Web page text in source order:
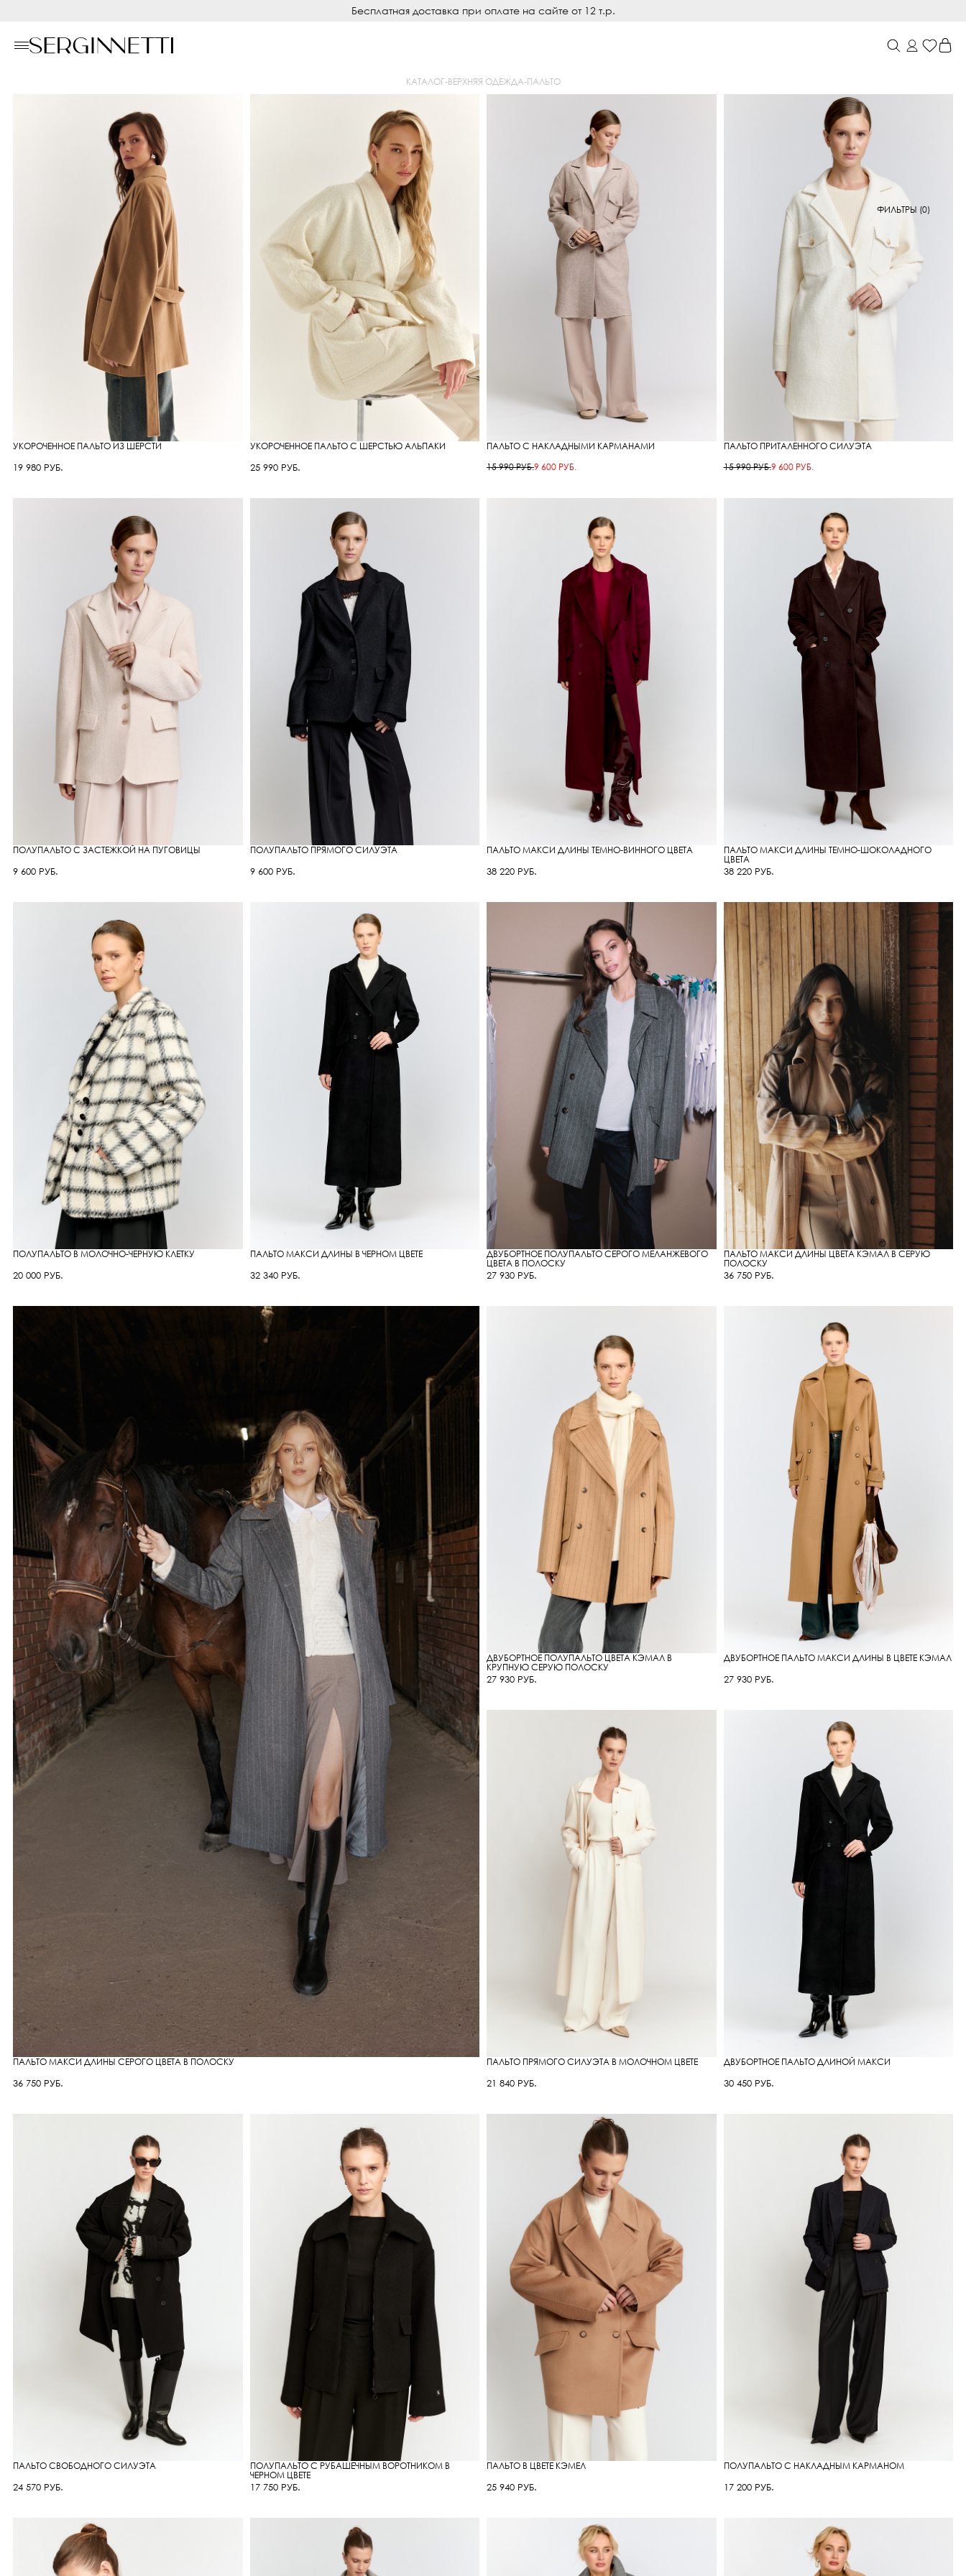
Бесплатная доставка при оплате на сайте от 12 т.р.
КАТАЛОГ-ВЕРХНЯЯ ОДЕЖДА-ПАЛЬТО
ФИЛЬТРЫ (0)
УКОРОЧЕННОЕ ПАЛЬТО ИЗ ШЕРСТИ
19 980 РУБ.
УКОРОЧЕННОЕ ПАЛЬТО С ШЕРСТЬЮ АЛЬПАКИ
25 990 РУБ.
ПАЛЬТО С НАКЛАДНЫМИ КАРМАНАМИ
15 990 РУБ.9 600 РУБ.
ПАЛЬТО ПРИТАЛЕННОГО СИЛУЭТА
15 990 РУБ.9 600 РУБ.
ПОЛУПАЛЬТО С ЗАСТЕЖКОЙ НА ПУГОВИЦЫ
9 600 РУБ.
ПОЛУПАЛЬТО ПРЯМОГО СИЛУЭТА
9 600 РУБ.
ПАЛЬТО МАКСИ ДЛИНЫ ТЕМНО-ВИННОГО ЦВЕТА
38 220 РУБ.
ПАЛЬТО МАКСИ ДЛИНЫ ТЕМНО-ШОКОЛАДНОГО
ЦВЕТА
38 220 РУБ.
ПОЛУПАЛЬТО В МОЛОЧНО-ЧЕРНУЮ КЛЕТКУ
20 000 РУБ.
ПАЛЬТО МАКСИ ДЛИНЫ В ЧЕРНОМ ЦВЕТЕ
32 340 РУБ.
ПАЛЬТО МАКСИ ДЛИНЫ СЕРОГО ЦВЕТА В ПОЛОСКУ
36 750 РУБ.
ДВУБОРТНОЕ ПОЛУПАЛЬТО СЕРОГО МЕЛАНЖЕВОГО
ЦВЕТА В ПОЛОСКУ
27 930 РУБ.
ПАЛЬТО МАКСИ ДЛИНЫ ЦВЕТА КЭМАЛ В СЕРУЮ
ПОЛОСКУ
36 750 РУБ.
ДВУБОРТНОЕ ПОЛУПАЛЬТО ЦВЕТА КЭМАЛ В
КРУПНУЮ СЕРУЮ ПОЛОСКУ
27 930 РУБ.
ДВУБОРТНОЕ ПАЛЬТО МАКСИ ДЛИНЫ В ЦВЕТЕ КЭМАЛ
27 930 РУБ.
ПАЛЬТО ПРЯМОГО СИЛУЭТА В МОЛОЧНОМ ЦВЕТЕ
21 840 РУБ.
ДВУБОРТНОЕ ПАЛЬТО ДЛИНОЙ МАКСИ
30 450 РУБ.
ПАЛЬТО СВОБОДНОГО СИЛУЭТА
24 570 РУБ.
ПОЛУПАЛЬТО С РУБАШЕЧНЫМ ВОРОТНИКОМ В
ЧЕРНОМ ЦВЕТЕ
17 750 РУБ.
ПАЛЬТО В ЦВЕТЕ КЭМЕЛ
25 940 РУБ.
ПОЛУПАЛЬТО С НАКЛАДНЫМ КАРМАНОМ
17 200 РУБ.